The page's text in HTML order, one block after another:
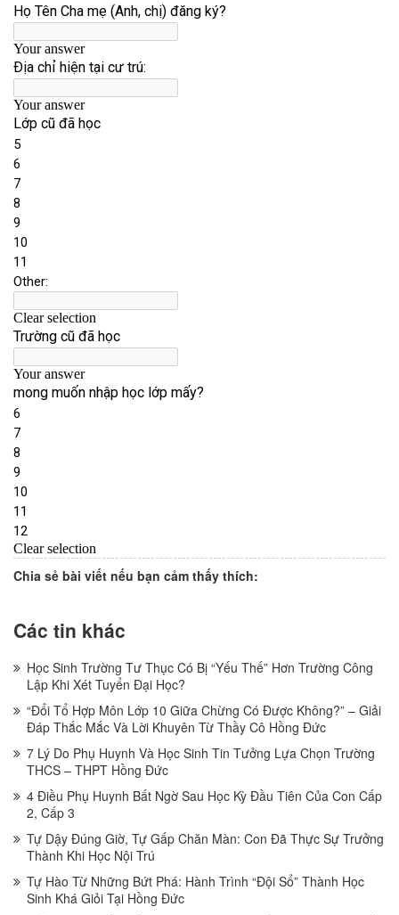
Chia sẻ bài viết nếu bạn cảm thấy thích:
Các tin khác
Học Sinh Trường Tư Thục Có Bị “Yếu Thế” Hơn Trường Công
Lập Khi Xét Tuyển Đại Học?
“Đổi Tổ Hợp Môn Lớp 10 Giữa Chừng Có Được Không?” – Giải
Đáp Thắc Mắc Và Lời Khuyên Từ Thầy Cô Hồng Đức
7 Lý Do Phụ Huynh Và Học Sinh Tin Tưởng Lựa Chọn Trường
THCS – THPT Hồng Đức
4 Điều Phụ Huynh Bất Ngờ Sau Học Kỳ Đầu Tiên Của Con Cấp
2, Cấp 3
Tự Dậy Đúng Giờ, Tự Gấp Chăn Màn: Con Đã Thực Sự Trưởng
Thành Khi Học Nội Trú
Tự Hào Từ Những Bứt Phá: Hành Trình “Đội Sổ” Thành Học
Sinh Khá Giỏi Tại Hồng Đức